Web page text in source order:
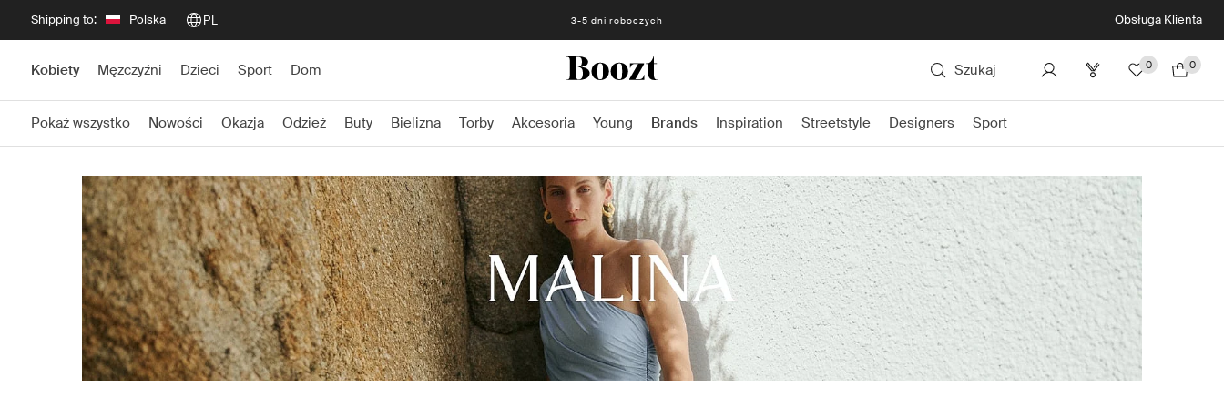
Shipping to: Polska PL Darmowe zwroty - 30 dni Darmowe zwroty z przedpłaconą etykietą Obsługa Klienta
Kobiety Mężczyźni Dzieci Sport Dom Szukaj 0 0
Pokaż wszystko Nowości Okazja Odzież Buty Bielizna Torby Akcesoria Young Brands Inspiration Streetstyle Designers Sport